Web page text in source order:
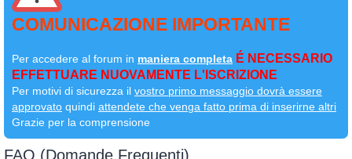
COMUNICAZIONE IMPORTANTE
Per accedere al forum in maniera completa É NECESSARIO
EFFETTUARE NUOVAMENTE L'ISCRIZIONE
Per motivi di sicurezza il vostro primo messaggio dovrà essere
approvato quindi attendete che venga fatto prima di inserirne altri
Grazie per la comprensione
FAQ (Domande Frequenti)